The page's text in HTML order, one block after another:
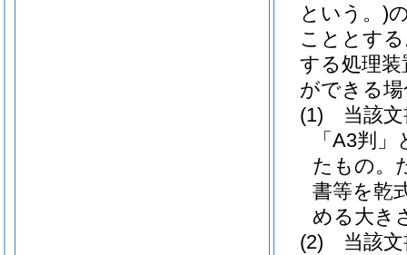
という。)
こととす
する処理
ができる
(1)
当該
「A3判
たもの。
書等を乾
める大き
(2)
当該